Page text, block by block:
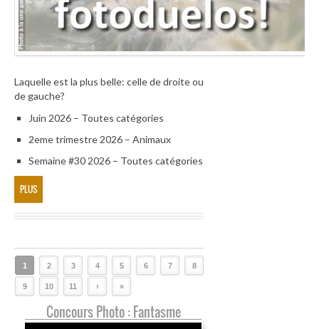
Laquelle est la plus belle: celle de droite ou
de gauche?
Juin 2026 – Toutes catégories
2eme trimestre 2026 – Animaux
Semaine #30 2026 – Toutes catégories
PLUS
1 2 3 4 5 6 7 8
9 10 11 › »
Concours Photo : Fantasme